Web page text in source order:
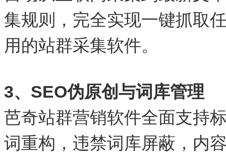
集规则，完全实现一键抓取
用的站群采集软件。
3、SEO伪原创与词库管理
芭奇站群营销软件全面支持
词重构，违禁词库屏蔽，内